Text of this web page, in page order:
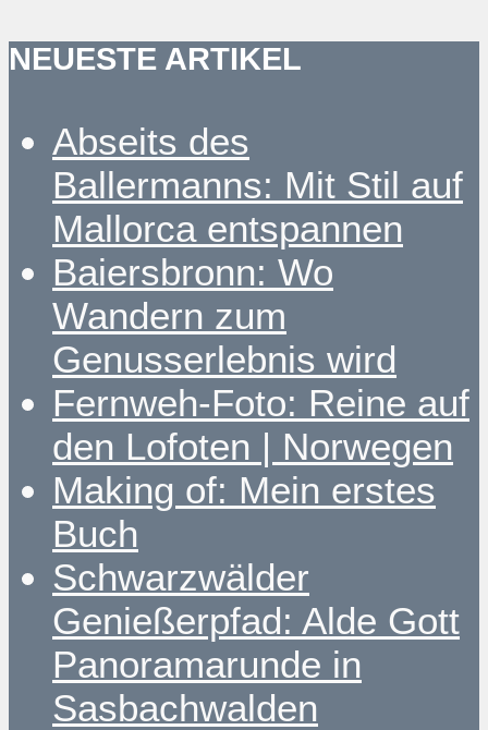
NEUESTE ARTIKEL
Abseits des
Ballermanns: Mit Stil auf
Mallorca entspannen
Baiersbronn: Wo
Wandern zum
Genusserlebnis wird
Fernweh-Foto: Reine auf
den Lofoten | Norwegen
Making of: Mein erstes
Buch
Schwarzwälder
Genießerpfad: Alde Gott
Panoramarunde in
Sasbachwalden